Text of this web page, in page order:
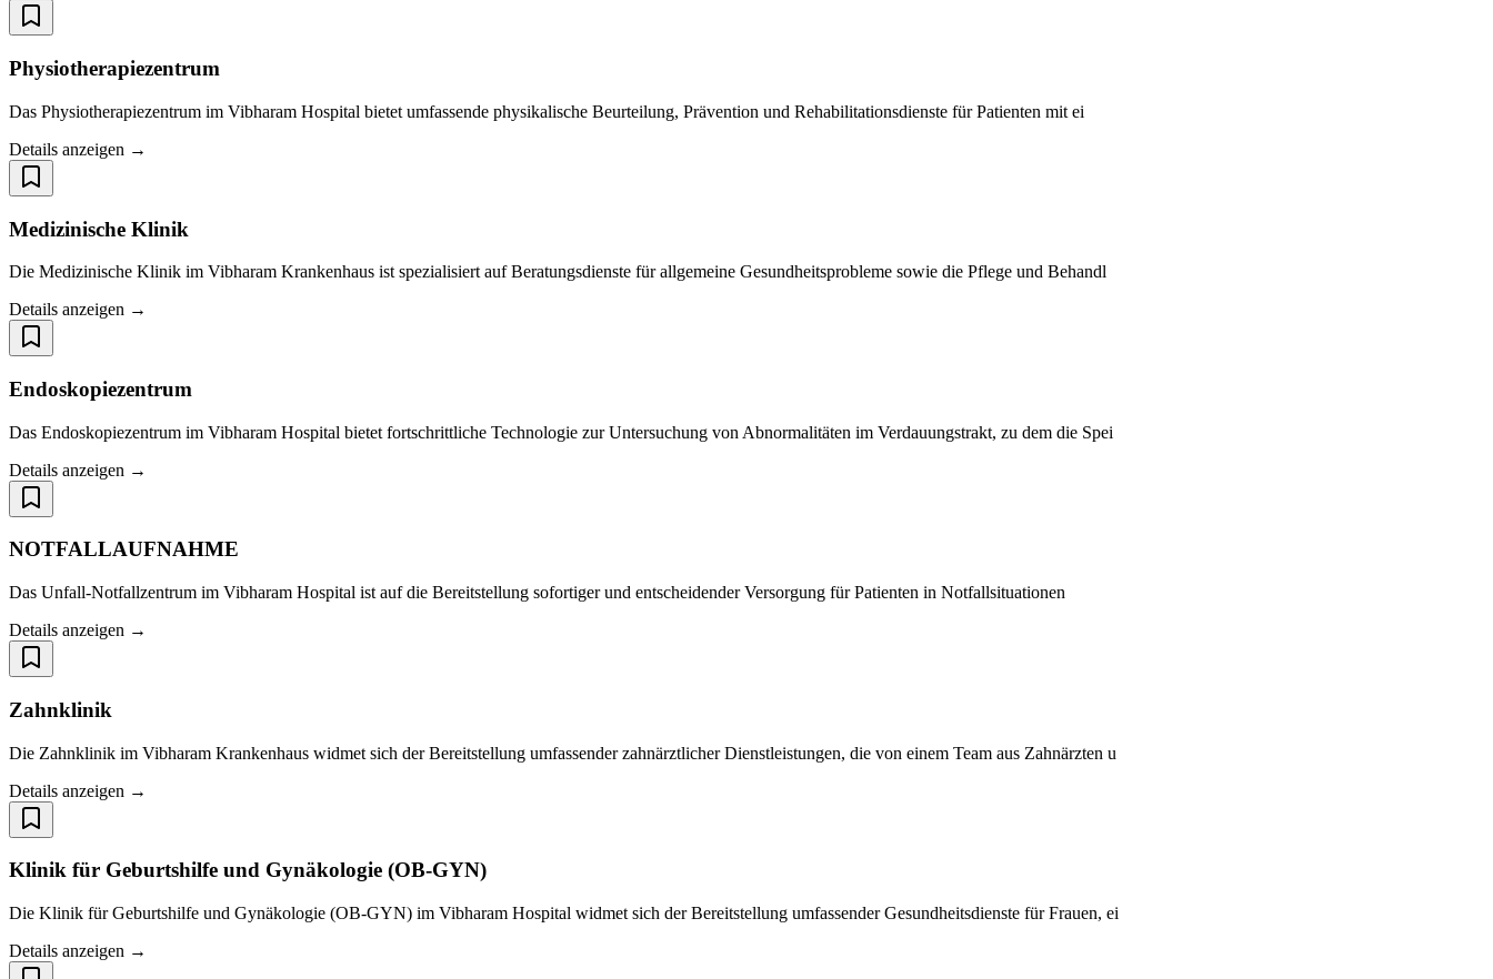
Physiotherapiezentrum
Das Physiotherapiezentrum im Vibharam Hospital bietet umfassende physikalische Beurteilung, Prävention und Rehabilitationsdienste für Patienten mit ei
Details anzeigen →
Medizinische Klinik
Die Medizinische Klinik im Vibharam Krankenhaus ist spezialisiert auf Beratungsdienste für allgemeine Gesundheitsprobleme sowie die Pflege und Behandl
Details anzeigen →
Endoskopiezentrum
Das Endoskopiezentrum im Vibharam Hospital bietet fortschrittliche Technologie zur Untersuchung von Abnormalitäten im Verdauungstrakt, zu dem die Spei
Details anzeigen →
NOTFALLAUFNAHME
Das Unfall-Notfallzentrum im Vibharam Hospital ist auf die Bereitstellung sofortiger und entscheidender Versorgung für Patienten in Notfallsituationen
Details anzeigen →
Zahnklinik
Die Zahnklinik im Vibharam Krankenhaus widmet sich der Bereitstellung umfassender zahnärztlicher Dienstleistungen, die von einem Team aus Zahnärzten u
Details anzeigen →
Klinik für Geburtshilfe und Gynäkologie (OB-GYN)
Die Klinik für Geburtshilfe und Gynäkologie (OB-GYN) im Vibharam Hospital widmet sich der Bereitstellung umfassender Gesundheitsdienste für Frauen, ei
Details anzeigen →